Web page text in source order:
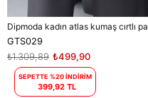
GTS029
₺499,90
₺1.309,89
SEPETTE %20 İNDİRİM
399,92 TL